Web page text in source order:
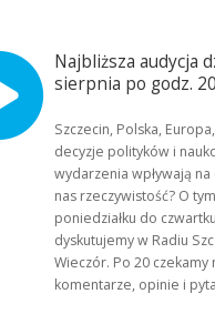
Najbliższa audycja
sierpnia po godz.
Szczecin, Polska,
decyzje polityków i
wydarzenia wpływają na
nas rzeczywistość? O
poniedziałku do czwartku
dyskutujemy w Radiu
Wieczór. Po 20 czekamy
komentarze, opinie i